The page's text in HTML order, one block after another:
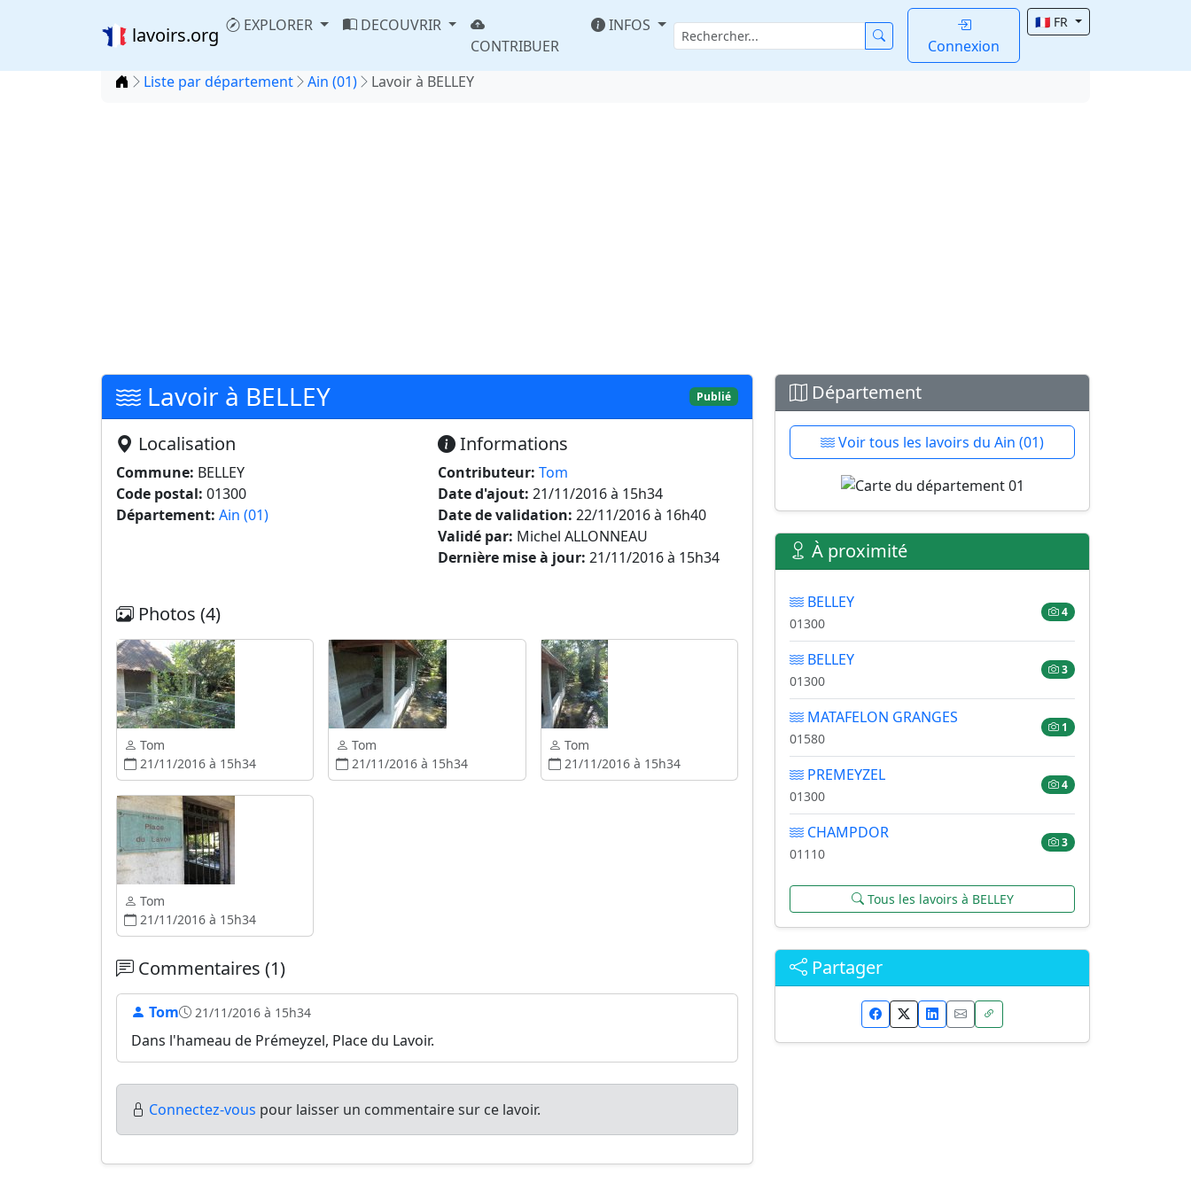
lavoirs.org EXPLORER
DECOUVRIR
CONTRIBUER
INFOS
Connexion
🇫🇷 FR
Accueil
Liste par département Ain (01) Lavoir à BELLEY
Lavoir à BELLEY Publié
Localisation
Commune: BELLEY
Code postal: 01300
Département: Ain (01)
Informations
Contributeur: Tom
Date d'ajout: 21/11/2016 à 15h34
Date de validation: 22/11/2016 à 16h40
Validé par: Michel ALLONNEAU
Dernière mise à jour: 21/11/2016 à 15h34
Photos (4)
Tom
21/11/2016 à 15h34
Tom
21/11/2016 à 15h34
Tom
21/11/2016 à 15h34
Tom
21/11/2016 à 15h34
Commentaires (1)
Tom 21/11/2016 à 15h34
Dans l'hameau de Prémeyzel, Place du Lavoir.
Connectez-vous pour laisser un commentaire sur ce lavoir.
Département
Voir tous les lavoirs du Ain (01)
À proximité
BELLEY
01300
4
BELLEY
01300
3
MATAFELON GRANGES
01580
1
PREMEYZEL
01300
4
CHAMPDOR
01110
3
Tous les lavoirs à BELLEY
Partager